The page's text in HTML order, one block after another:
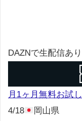
DAZNで生配信あり
月1ヶ月無料お試し
4/18
岡山県